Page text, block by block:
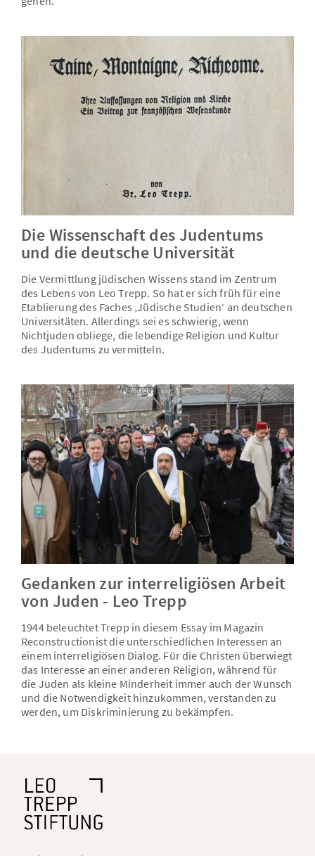
Die Wissenschaft des Judentums
und die deutsche Universität
Die Vermittlung jüdischen Wissens stand im Zentrum
des Lebens von Leo Trepp. So hat er sich früh für eine
Etablierung des Faches ‚Jüdische Studien‘ an deutschen
Universitäten. Allerdings sei es schwierig, wenn
Nichtjuden obliege, die lebendige Religion und Kultur
des Judentums zu vermitteln.
Gedanken zur interreligiösen Arbeit
von Juden - Leo Trepp
1944 beleuchtet Trepp in diesem Essay im Magazin
Reconstructionist die unterschiedlichen Interessen an
einem interreligiösen Dialog. Für die Christen überwiegt
das Interesse an einer anderen Religion, während für
die Juden als kleine Minderheit immer auch der Wunsch
und die Notwendigkeit hinzukommen, verstanden zu
werden, um Diskriminierung zu bekämpfen.